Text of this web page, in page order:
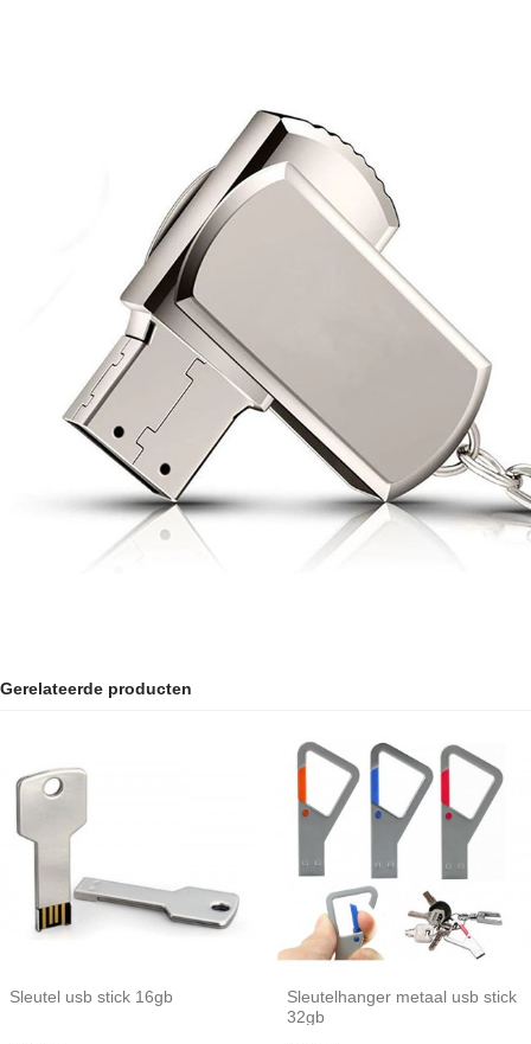
Gerelateerde producten
Sleutel usb stick 16gb
Sleutelhanger metaal usb stick
32gb